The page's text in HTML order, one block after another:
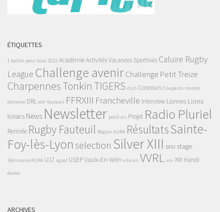
ÉTIQUETTES
1 ballon pour tous 2022 AcadémieActivités Vacances Sportives Caluire Rugby
League Challenge avenirChallenge Petit Treize
Charpennes Tonkin TIGERS club Concours Coupe du monde
domene DRL edr fauteuil FFRXIII Francheville Interview Lionnes Lions
loisirs News Newsletter petit xiii Projet Radio Pluriel
Rentrée Rugby Fauteuil Région AURA RésultatsSainte-
Foy-lès-Lyon selection Silver XIII snu stage
Séminaire AURA U17 ugsel USEPVaulx-En-Velin vita xiii VVRL vvv XIII Handi
écoles
ARCHIVES